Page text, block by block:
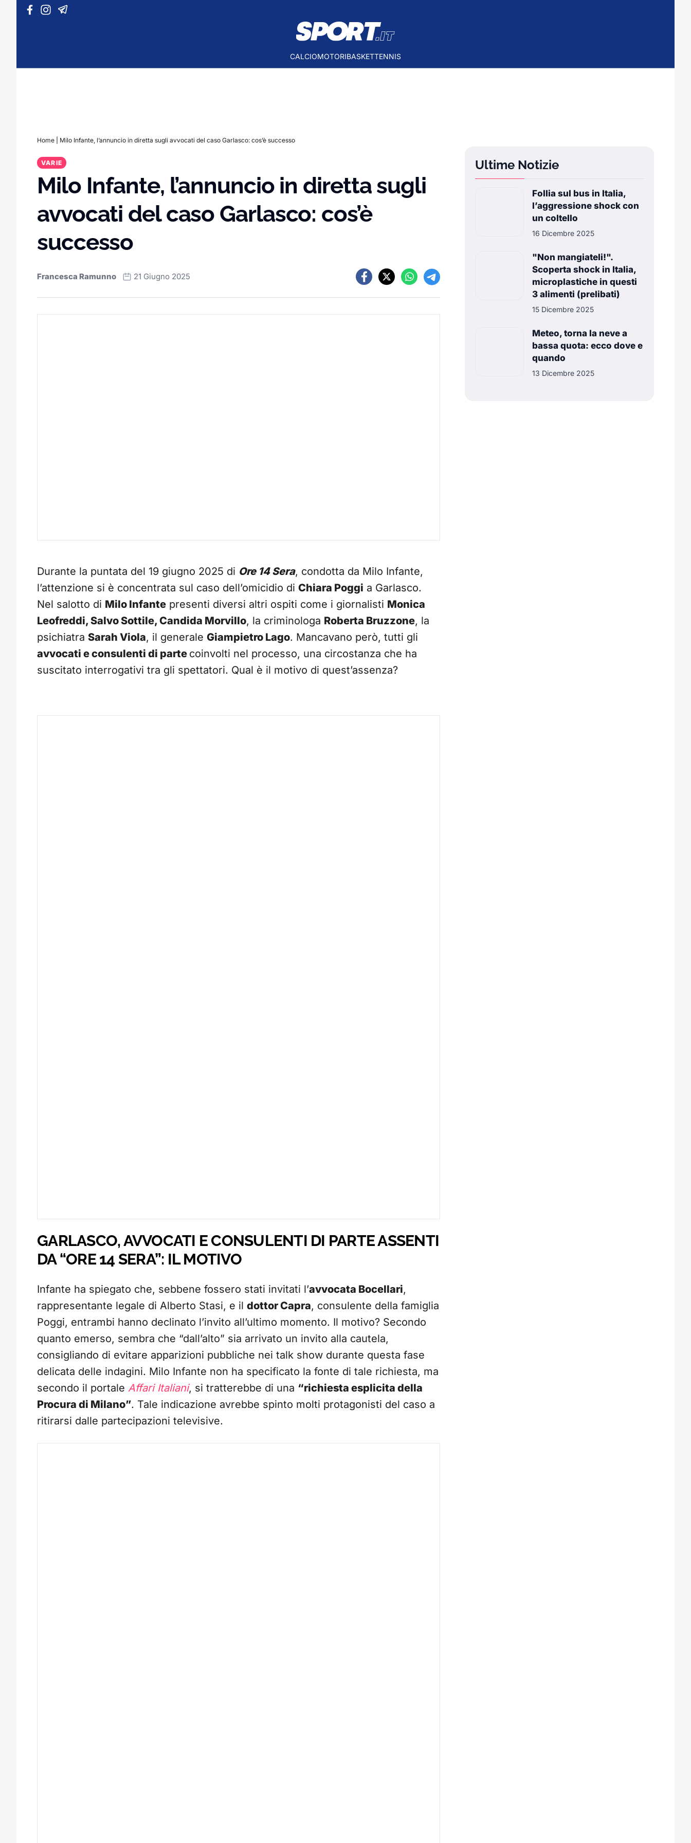
Vai al contenuto
CALCIOMOTORIBASKETTENNIS
Home Milo Infante, l’annuncio in diretta sugli avvocati del caso Garlasco: cos’è successo
VARIE
Milo Infante, l’annuncio in diretta sugli
avvocati del caso Garlasco: cos’è
successo
Francesca Ramunno 21 Giugno 2025
Durante la puntata del 19 giugno 2025 di Ore 14 Sera, condotta da Milo Infante,
l’attenzione si è concentrata sul caso dell’omicidio di Chiara Poggi a Garlasco.
Nel salotto di Milo Infante presenti diversi altri ospiti come i giornalisti Monica
Leofreddi, Salvo Sottile, Candida Morvillo, la criminologa Roberta Bruzzone, la
psichiatra Sarah Viola, il generale Giampietro Lago. Mancavano però, tutti gli
avvocati e consulenti di parte coinvolti nel processo, una circostanza che ha
suscitato interrogativi tra gli spettatori. Qual è il motivo di quest’assenza?
GARLASCO, AVVOCATI E CONSULENTI DI PARTE ASSENTI
DA “ORE 14 SERA”: IL MOTIVO
Infante ha spiegato che, sebbene fossero stati invitati l’avvocata Bocellari,
rappresentante legale di Alberto Stasi, e il dottor Capra, consulente della famiglia
Poggi, entrambi hanno declinato l’invito all’ultimo momento. Il motivo? Secondo
quanto emerso, sembra che “dall’alto” sia arrivato un invito alla cautela,
consigliando di evitare apparizioni pubbliche nei talk show durante questa fase
delicata delle indagini. Milo Infante non ha specificato la fonte di tale richiesta, ma
secondo il portale Affari Italiani, si tratterebbe di una “richiesta esplicita della
Procura di Milano”. Tale indicazione avrebbe spinto molti protagonisti del caso a
ritirarsi dalle partecipazioni televisive.
Ultime Notizie
Follia sul bus in Italia,
l’aggressione shock con
un coltello
16 Dicembre 2025
"Non mangiateli!".
Scoperta shock in Italia,
microplastiche in questi
3 alimenti (prelibati)
15 Dicembre 2025
Meteo, torna la neve a
bassa quota: ecco dove e
quando
13 Dicembre 2025